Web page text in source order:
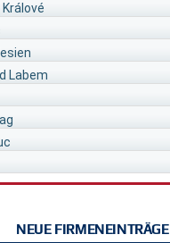
Labem
NEUE FIRMENEINTRÄGE